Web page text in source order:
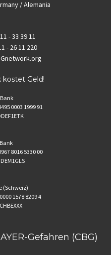
/ Alemania
- 33 39 11
- 26 11 220
kostet Geld!
0003 1999 91
8016 5330 00
(Schweiz)
1578 8209 4
Gefahren (CBG)